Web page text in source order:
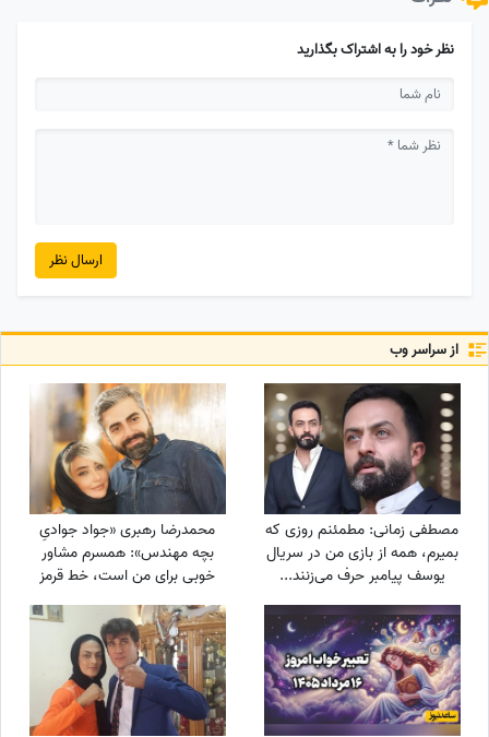
نظر خود را به اشتراک بگذارید
ارسال نظر
از سراسر وب
مصطفی زمانی: مطمئنم روزی که
بمیرم، همه از بازی من در سریال
یوسف پیامبر حرف می‌زنند...
+ویدیو
محمدرضا رهبری «جواد جوادیِ
بچه مهندس»: همسرم مشاور
خوبی برای من است، خط قرمز
من خانوادمه/عروسی خواهرم
دائم استرس داشتم که مبادا
فیلم یا عکسی از من گرفته شود
و بعدا برای من دردسر ایجاد کند!